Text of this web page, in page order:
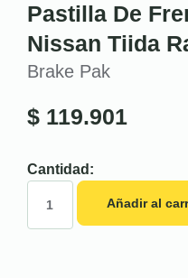
Pastilla De
Nissan Tiida
Brake Pak
$ 119.901
Cantidad:
Añadir al